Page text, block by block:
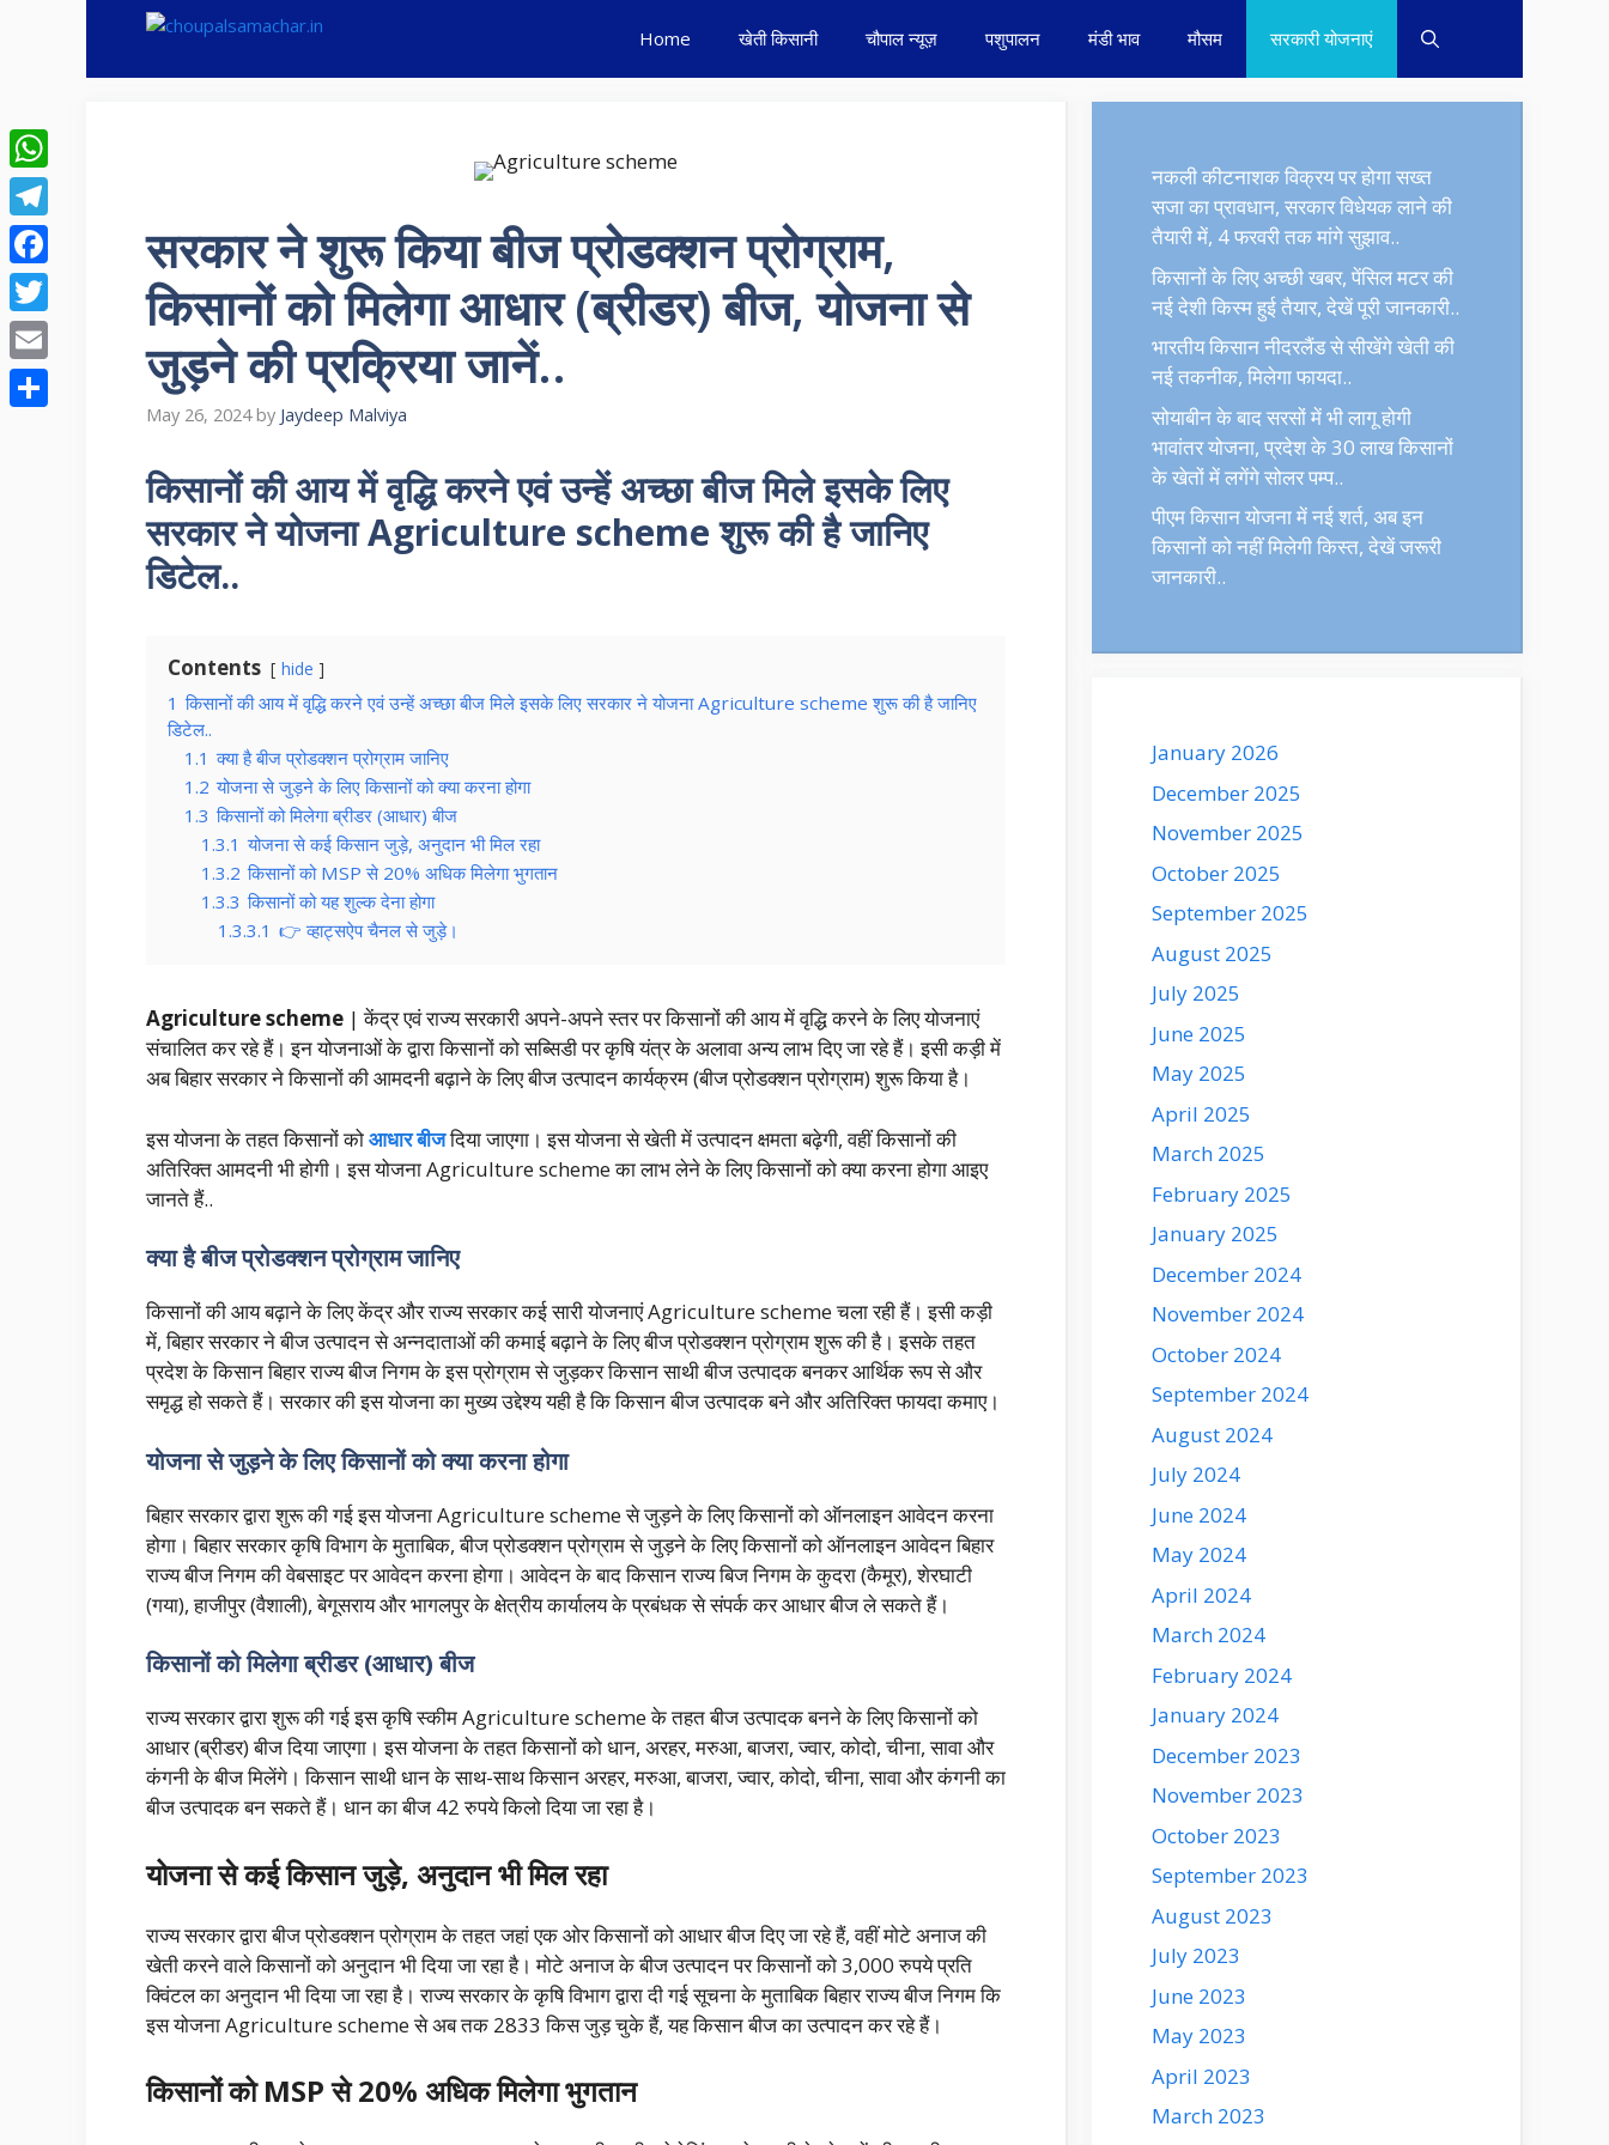
Home खेती किसानी चौपाल न्यूज़ पशुपालन मंडी भाव मौसम सरकारी योजनाएं
सरकार ने शुरू किया बीज प्रोडक्शन प्रोग्राम,
किसानों को मिलेगा आधार (ब्रीडर) बीज, योजना से
जुड़ने की प्रक्रिया जानें..
May 26, 2024 by Jaydeep Malviya
किसानों की आय में वृद्धि करने एवं उन्हें अच्छा बीज मिले इसके लिए
सरकार ने योजना Agriculture scheme शुरू की है जानिए
डिटेल..
Contents hide
1 किसानों की आय में वृद्धि करने एवं उन्हें अच्छा बीज मिले इसके लिए सरकार ने योजना Agriculture scheme शुरू की है जानिए
डिटेल..
1.1 क्या है बीज प्रोडक्शन प्रोग्राम जानिए
1.2 योजना से जुड़ने के लिए किसानों को क्या करना होगा
1.3 किसानों को मिलेगा ब्रीडर (आधार) बीज
1.3.1 योजना से कई किसान जुड़े, अनुदान भी मिल रहा
1.3.2 किसानों को MSP से 20% अधिक मिलेगा भुगतान
1.3.3 किसानों को यह शुल्क देना होगा
1.3.3.1 👉 व्हाट्सऐप चैनल से जुड़े।
Agriculture scheme | केंद्र एवं राज्य सरकारी अपने-अपने स्तर पर किसानों की आय में वृद्धि करने के लिए योजनाएं
संचालित कर रहे हैं। इन योजनाओं के द्वारा किसानों को सब्सिडी पर कृषि यंत्र के अलावा अन्य लाभ दिए जा रहे हैं। इसी कड़ी में
अब बिहार सरकार ने किसानों की आमदनी बढ़ाने के लिए बीज उत्पादन कार्यक्रम (बीज प्रोडक्शन प्रोग्राम) शुरू किया है।
इस योजना के तहत किसानों कोआधार बीजदिया जाएगा। इस योजना से खेती में उत्पादन क्षमता बढ़ेगी, वहीं किसानों की
अतिरिक्त आमदनी भी होगी। इस योजना Agriculture scheme का लाभ लेने के लिए किसानों को क्या करना होगा आइए
जानते हैं..
क्या है बीज प्रोडक्शन प्रोग्राम जानिए
किसानों की आय बढ़ाने के लिए केंद्र और राज्य सरकार कई सारी योजनाएं Agriculture scheme चला रही हैं। इसी कड़ी
में, बिहार सरकार ने बीज उत्पादन से अन्नदाताओं की कमाई बढ़ाने के लिए बीज प्रोडक्शन प्रोग्राम शुरू की है। इसके तहत
प्रदेश के किसान बिहार राज्य बीज निगम के इस प्रोग्राम से जुड़कर किसान साथी बीज उत्पादक बनकर आर्थिक रूप से और
समृद्ध हो सकते हैं। सरकार की इस योजना का मुख्य उद्देश्य यही है कि किसान बीज उत्पादक बने और अतिरिक्त फायदा कमाए।
योजना से जुड़ने के लिए किसानों को क्या करना होगा
बिहार सरकार द्वारा शुरू की गई इस योजना Agriculture scheme से जुड़ने के लिए किसानों को ऑनलाइन आवेदन करना
होगा। बिहार सरकार कृषि विभाग के मुताबिक, बीज प्रोडक्शन प्रोग्राम से जुड़ने के लिए किसानों को ऑनलाइन आवेदन ब‍िहार
राज्य बीज निगम की वेबसाइट पर आवेदन करना होगा। आवेदन के बाद किसान राज्य बिज निगम के कुदरा (कैमूर), शेरघाटी
(गया), हाजीपुर (वैशाली), बेगूसराय और भागलपुर के क्षेत्रीय कार्यालय के प्रबंधक से संपर्क कर आधार बीज ले सकते हैं।
किसानों को मिलेगा ब्रीडर (आधार) बीज
राज्य सरकार द्वारा शुरू की गई इस कृषि स्कीम Agriculture scheme के तहत बीज उत्पादक बनने के लिए किसानों को
आधार (ब्रीडर) बीज दिया जाएगा। इस योजना के तहत किसानों को धान, अरहर, मरुआ, बाजरा, ज्वार, कोदो, चीना, सावा और
कंगनी के बीज मिलेंगे। किसान साथी धान के साथ-साथ किसान अरहर, मरुआ, बाजरा, ज्वार, कोदो, चीना, सावा और कंगनी का
बीज उत्पादक बन सकते हैं। धान का बीज 42 रुपये किलो दिया जा रहा है।
योजना से कई किसान जुड़े, अनुदान भी मिल रहा
राज्य सरकार द्वारा बीज प्रोडक्शन प्रोग्राम के तहत जहां एक ओर किसानों को आधार बीज दिए जा रहे हैं, वहीं मोटे अनाज की
खेती करने वाले किसानों को अनुदान भी दिया जा रहा है। मोटे अनाज के बीज उत्पादन पर किसानों को 3,000 रुपये प्रति
क्व‍िंटल का अनुदान भी दिया जा रहा है। राज्य सरकार के कृषि विभाग द्वारा दी गई सूचना के मुताबिक बिहार राज्य बीज निगम कि
इस योजना Agriculture scheme से अब तक 2833 किस जुड़ चुके हैं, यह किसान बीज का उत्पादन कर रहे हैं।
किसानों को MSP से 20% अधिक मिलेगा भुगतान
नकली कीटनाशक विक्रय पर होगा सख्त
सजा का प्रावधान, सरकार विधेयक लाने की
तैयारी में, 4 फरवरी तक मांगे सुझाव..
किसानों के लिए अच्छी खबर, पेंसिल मटर की
नई देशी किस्म हुई तैयार, देखें पूरी जानकारी..
भारतीय किसान नीदरलैंड से सीखेंगे खेती की
नई तकनीक, मिलेगा फायदा..
सोयाबीन के बाद सरसों में भी लागू होगी
भावांतर योजना, प्रदेश के 30 लाख किसानों
के खेतों में लगेंगे सोलर पम्प..
पीएम किसान योजना में नई शर्त, अब इन
किसानों को नहीं मिलेगी किस्त, देखें जरूरी
जानकारी..
January 2026
December 2025
November 2025
October 2025
September 2025
August 2025
July 2025
June 2025
May 2025
April 2025
March 2025
February 2025
January 2025
December 2024
November 2024
October 2024
September 2024
August 2024
July 2024
June 2024
May 2024
April 2024
March 2024
February 2024
January 2024
December 2023
November 2023
October 2023
September 2023
August 2023
July 2023
June 2023
May 2023
April 2023
March 2023
WhatsApp
Telegram
Facebook
Twitter
Email